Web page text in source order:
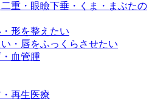
重・眼瞼下垂・くま・まぶたの
形を整えたい
・唇をふっくらさせたい
血管腫
再生医療